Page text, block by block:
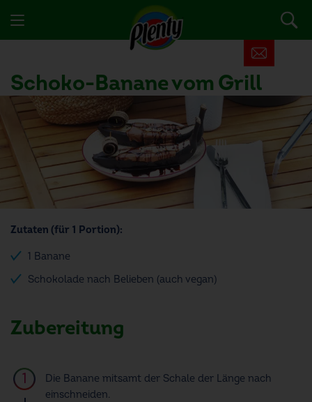
Schoko-Banane vom Grill
Zutaten (für 1 Portion):
1 Banane
Schokolade nach Belieben (auch vegan)
Zubereitung
Die Banane mitsamt der Schale der Länge nach
einschneiden.